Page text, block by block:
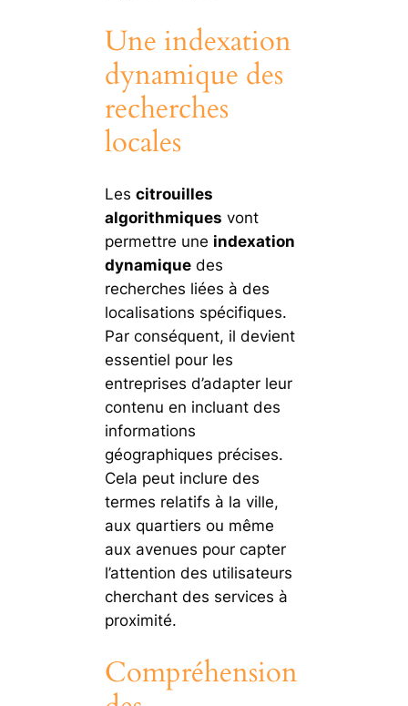
Une indexation
dynamique des
recherches
locales
Lescitrouilles
algorithmiques vont
permettre une indexation
dynamique des
recherches liées à des
localisations spécifiques.
Par conséquent, il devient
essentiel pour les
entreprises d’adapter leur
contenu en incluant des
informations
géographiques précises.
Cela peut inclure des
termes relatifs à la ville,
aux quartiers ou même
aux avenues pour capter
l’attention des utilisateurs
cherchant des services à
proximité.
Compréhension